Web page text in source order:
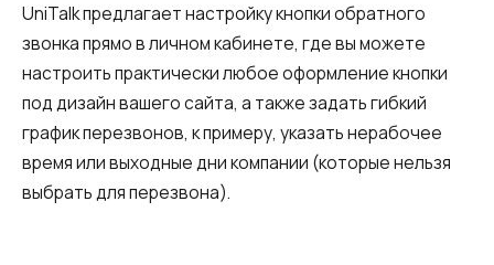
UniTalk предлагает настройку кнопки обратного
звонка прямо в личном кабинете, где вы можете
настроить практически любое оформление кнопки
под дизайн вашего сайта, а также задать гибкий
график перезвонов, к примеру, указать нерабочее
время или выходные дни компании (которые нельзя
выбрать для перезвона).